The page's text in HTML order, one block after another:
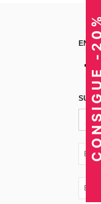
EC +
EC +